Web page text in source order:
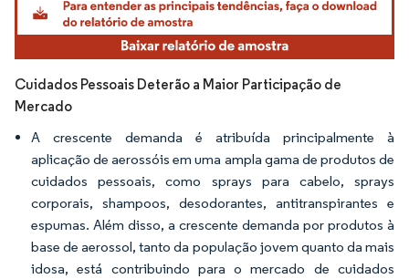
Cuidados Pessoais Deterão a Maior Participação de
Mercado
A crescente demanda é atribuída principalmente à
aplicação de aerossóis em uma ampla gama de produtos de
cuidados pessoais, como sprays para cabelo, sprays
corporais, shampoos, desodorantes, antitranspirantes e
espumas. Além disso, a crescente demanda por produtos à
base de aerossol, tanto da população jovem quanto da mais
idosa, está contribuindo para o mercado de cuidados